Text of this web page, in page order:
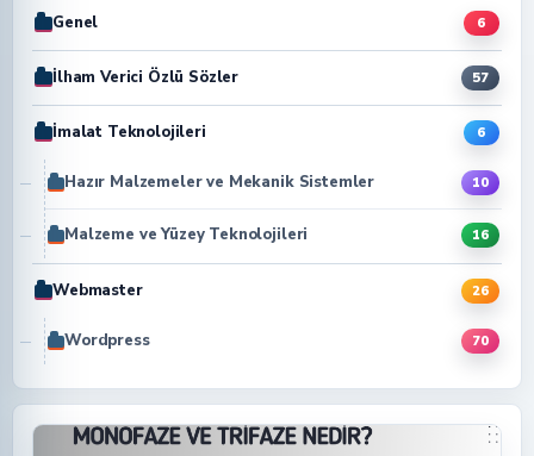
Genel 6
İlham Verici Özlü Sözler 57
İmalat Teknolojileri 6
Hazır Malzemeler ve Mekanik Sistemler 10
Malzeme ve Yüzey Teknolojileri 16
Webmaster 26
Wordpress 70